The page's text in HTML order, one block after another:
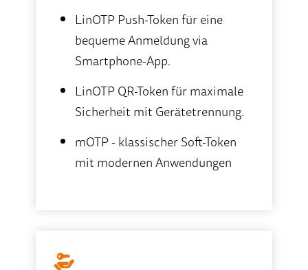
LinOTP Push-Token für eine
bequeme Anmeldung via
Smartphone-App.
LinOTP QR-Token für maximale
Sicherheit mit Gerätetrennung.
mOTP - klassischer Soft-Token
mit modernen Anwendungen